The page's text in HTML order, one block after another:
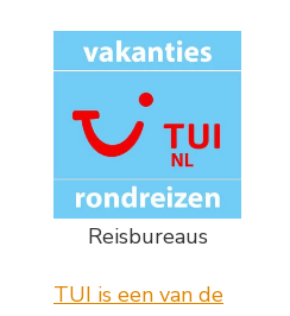
Reisbureaus
TUI is een van de